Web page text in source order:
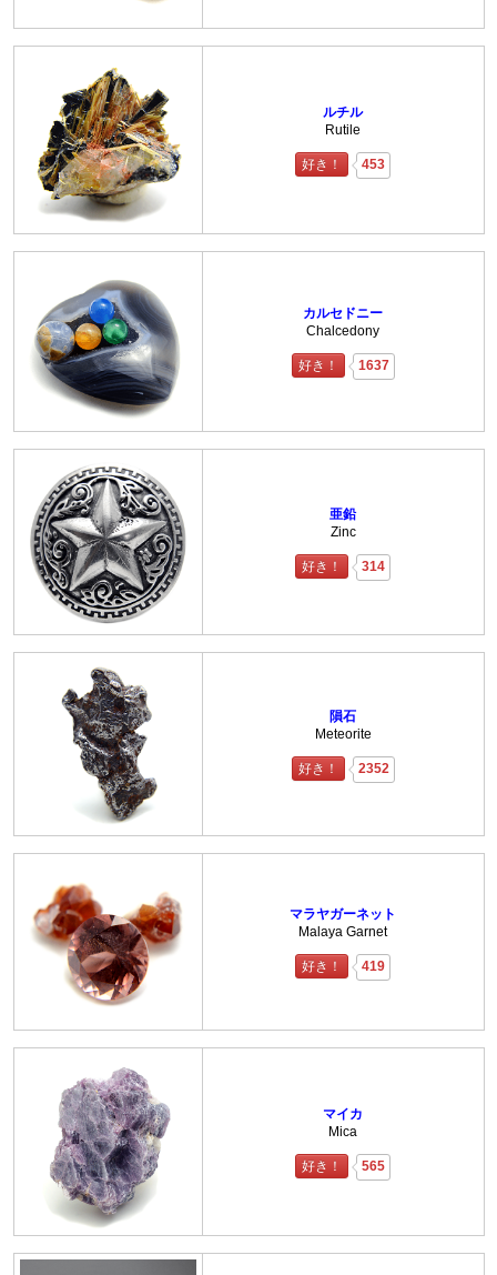
ルチル
Rutile
好き！ 453
カルセドニー
Chalcedony
好き！ 1637
亜鉛
Zinc
好き！ 314
隕石
Meteorite
好き！ 2352
マラヤガーネット
Malaya Garnet
好き！ 419
マイカ
Mica
好き！ 565